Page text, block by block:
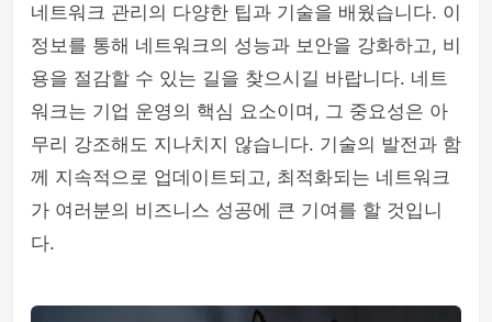
네트워크 관리의 다양한 팁과 기술을 배웠습니다. 이
정보를 통해 네트워크의 성능과 보안을 강화하고, 비
용을 절감할 수 있는 길을 찾으시길 바랍니다. 네트
워크는 기업 운영의 핵심 요소이며, 그 중요성은 아
무리 강조해도 지나치지 않습니다. 기술의 발전과 함
께 지속적으로 업데이트되고, 최적화되는 네트워크
가 여러분의 비즈니스 성공에 큰 기여를 할 것입니
다.